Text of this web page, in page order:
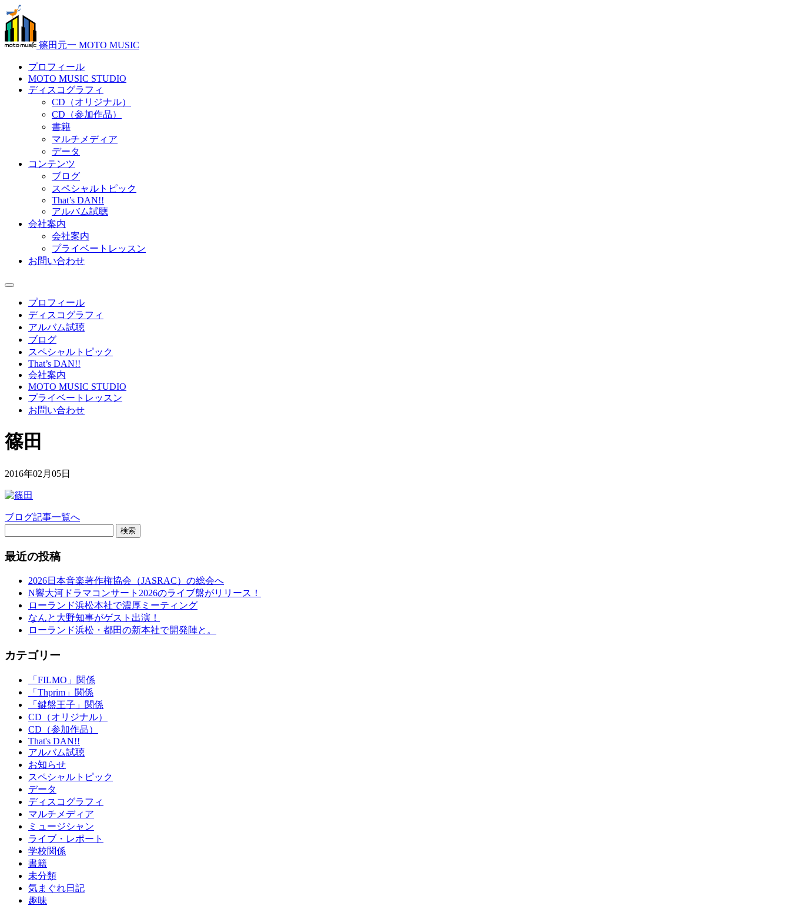
篠田元一 MOTO MUSIC
プロフィール
MOTO MUSIC STUDIO
ディスコグラフィ
CD（オリジナル）
CD（参加作品）
書籍
マルチメディア
データ
コンテンツ
ブログ
スペシャルトピック
That’s DAN!!
アルバム試聴
会社案内
会社案内
プライベートレッスン
お問い合わせ
プロフィール
ディスコグラフィ
アルバム試聴
ブログ
スペシャルトピック
That’s DAN!!
会社案内
MOTO MUSIC STUDIO
プライベートレッスン
お問い合わせ
篠田
2016年02月05日
ブログ記事一覧へ
検索
最近の投稿
2026日本音楽著作権協会（JASRAC）の総会へ
N響大河ドラマコンサート2026のライブ盤がリリース！
ローランド浜松本社で濃厚ミーティング
なんと大野知事がゲスト出演！
ローランド浜松・都田の新本社で開発陣と。
カテゴリー
「FILMO」関係
「Thprim」関係
「鍵盤王子」関係
CD（オリジナル）
CD（参加作品）
That's DAN!!
アルバム試聴
お知らせ
スペシャルトピック
データ
ディスコグラフィ
マルチメディア
ミュージシャン
ライブ・レポート
学校関係
書籍
未分類
気まぐれ日記
趣味